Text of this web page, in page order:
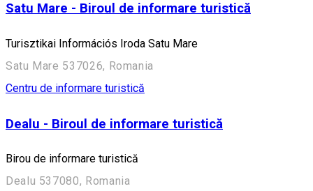
Satu Mare - Biroul de informare turistică
Turisztikai Információs Iroda Satu Mare
Satu Mare 537026, Romania
Centru de informare turistică
Dealu - Biroul de informare turistică
Birou de informare turistică
Dealu 537080, Romania